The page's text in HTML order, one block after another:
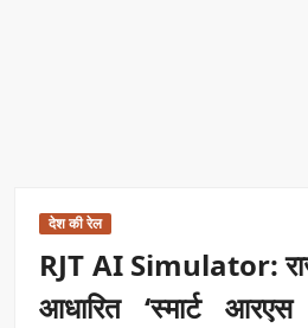
देश की रेल
RJT AI Simulator:
आधारित ‘स्मार्ट आरएस